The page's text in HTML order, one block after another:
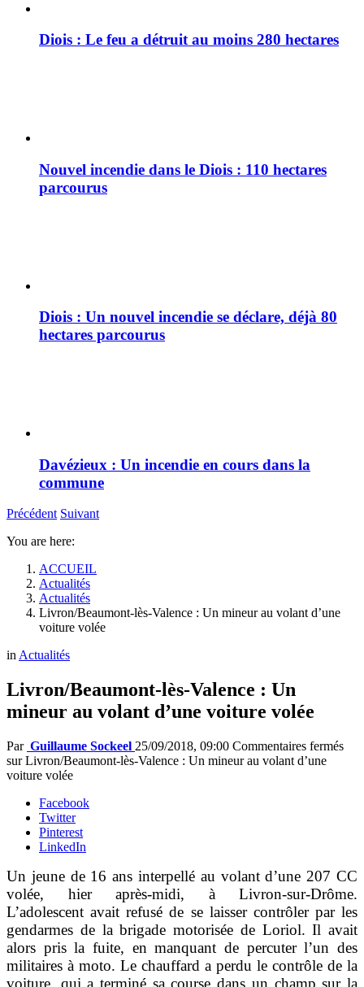
Diois : Le feu a détruit au moins 280 hectares
Nouvel incendie dans le Diois : 110 hectares
parcourus
Diois : Un nouvel incendie se déclare, déjà 80
hectares parcourus
Davézieux : Un incendie en cours dans la
commune
Précédent Suivant
You are here:
ACCUEIL
Actualités
Actualités
Livron/Beaumont-lès-Valence : Un mineur au volant d’une
voiture volée
inActualités
Livron/Beaumont-lès-Valence : Un
mineur au volant d’une voiture volée
Par Guillaume Sockeel 25/09/2018, 09:00 Commentaires fermés
sur Livron/Beaumont-lès-Valence : Un mineur au volant d’une
voiture volée
Facebook
Twitter
Pinterest
LinkedIn
Un jeune de 16 ans interpellé au volant d’une 207 CC
volée, hier après-midi, à Livron-sur-Drôme.
L’adolescent avait refusé de se laisser contrôler par les
gendarmes de la brigade motorisée de Loriol. Il avait
alors pris la fuite, en manquant de percuter l’un des
militaires à moto. Le chauffard a perdu le contrôle de la
voiture, qui a terminé sa course dans un champ sur la